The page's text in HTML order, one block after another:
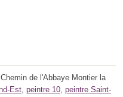
de l'Abbaye Montier la
Est, peintre 10, peintre Saint-